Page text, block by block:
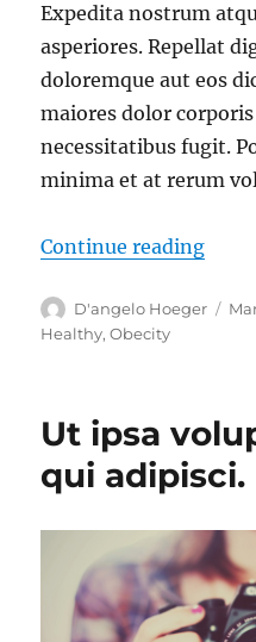
Expedita nostrum
asperiores. Repellat
doloremque aut eos
maiores dolor
necessitatibus fugit.
minima et at rerum
Continue reading“Aut
Author
D'angelo Hoeger
Healthy,Obecity
Ut ipsa
qui adipisci.